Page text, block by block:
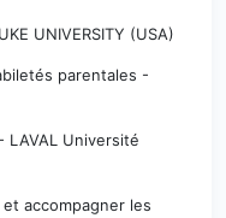
UNIVERSITY (USA)
parentales -
LAVAL Université
accompagner les